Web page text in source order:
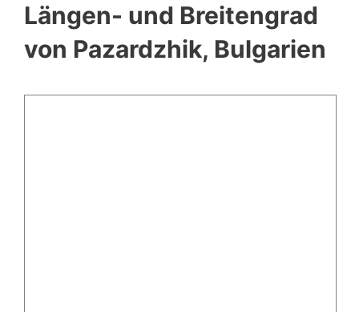
Längen- und Breitengrad
von Pazardzhik, Bulgarien